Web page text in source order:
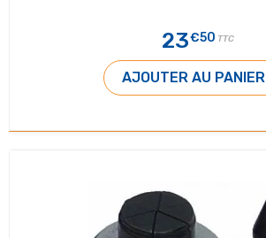
23€50 TTC
AJOUTER AU PANIER